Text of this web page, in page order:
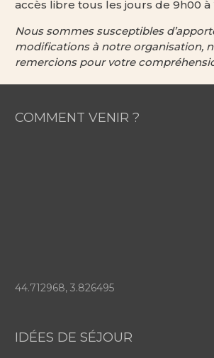
accès libre tous les jours de 9h00 à
Nous sommes susceptibles
modifications à notre organisation,
remercions pour votre
COMMENT VENIR ?
44.712968, 3.826495
IDÉES DE SÉJOUR